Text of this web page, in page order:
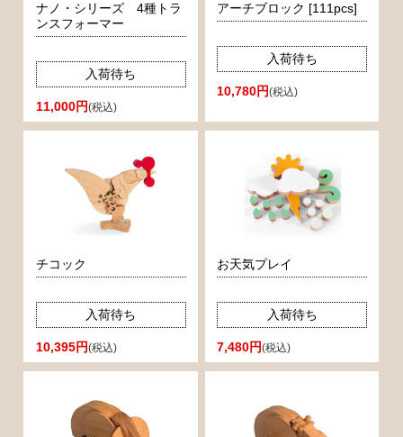
ナノ・シリーズ 4種トラ
ンスフォーマー
入荷待ち
11,000円(税込)
アーチブロック [111pcs]
入荷待ち
10,780円(税込)
チコック
入荷待ち
10,395円(税込)
お天気プレイ
入荷待ち
7,480円(税込)